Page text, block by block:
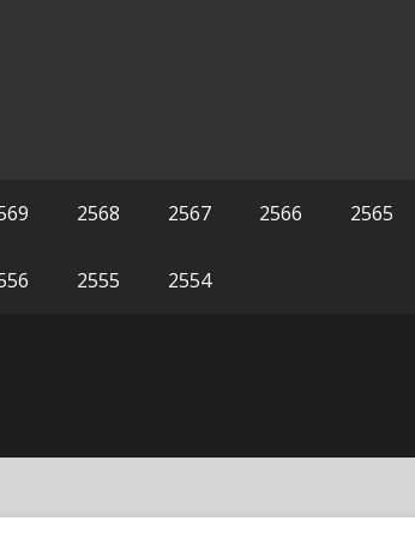
2568 2567 2566 2565
2555 2554